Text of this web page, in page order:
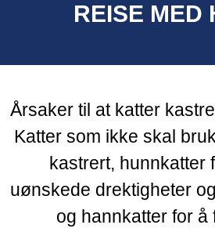
REISE MED
Årsaker til at katter
Katter som ikke skal
kastrert, hunnkatter
uønskede drektigheter
og hannkatter for å